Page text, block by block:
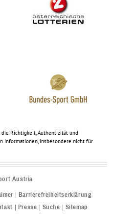
Richtigkeit, Authentizität und
Informationen, insbesondere nicht für
Austria
Barrierefreiheitserklärung
Presse Suche Sitemap